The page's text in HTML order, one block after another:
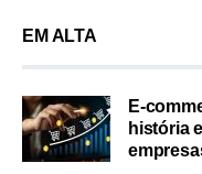
EM ALTA
E-
história